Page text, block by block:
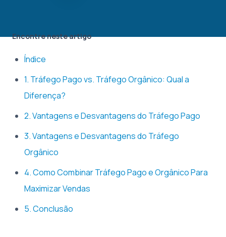
Encontre neste artigo
Índice
1. Tráfego Pago vs. Tráfego Orgânico: Qual a
Diferença?
2. Vantagens e Desvantagens do Tráfego Pago
3. Vantagens e Desvantagens do Tráfego
Orgânico
4. Como Combinar Tráfego Pago e Orgânico Para
Maximizar Vendas
5. Conclusão